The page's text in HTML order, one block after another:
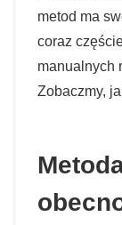
metod ma
coraz
manualnych
Zobaczmy,